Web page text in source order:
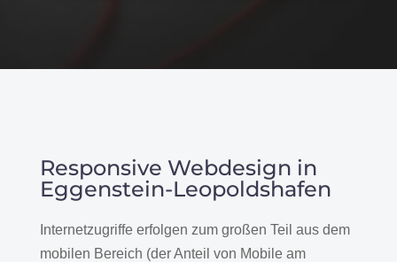
Responsive Webdesign in
Eggenstein-Leopoldshafen
Internetzugriffe erfolgen zum großen Teil aus dem
mobilen Bereich (der Anteil von Mobile am